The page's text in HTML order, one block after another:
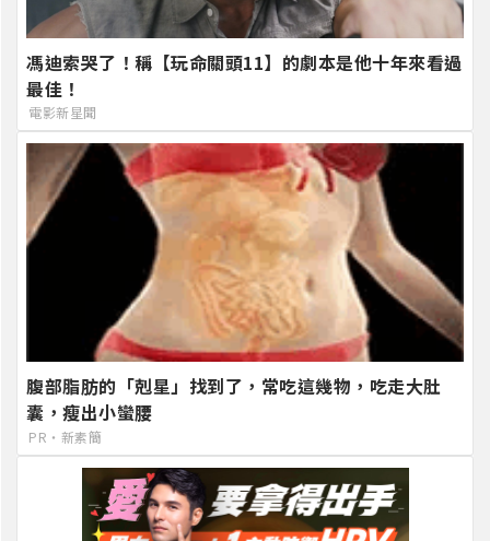
馮迪索哭了！稱【玩命關頭11】的劇本是他十年來看過
最佳！
電影新星聞
腹部脂肪的「剋星」找到了，常吃這幾物，吃走大肚
囊，瘦出小蠻腰
PR・新素簡